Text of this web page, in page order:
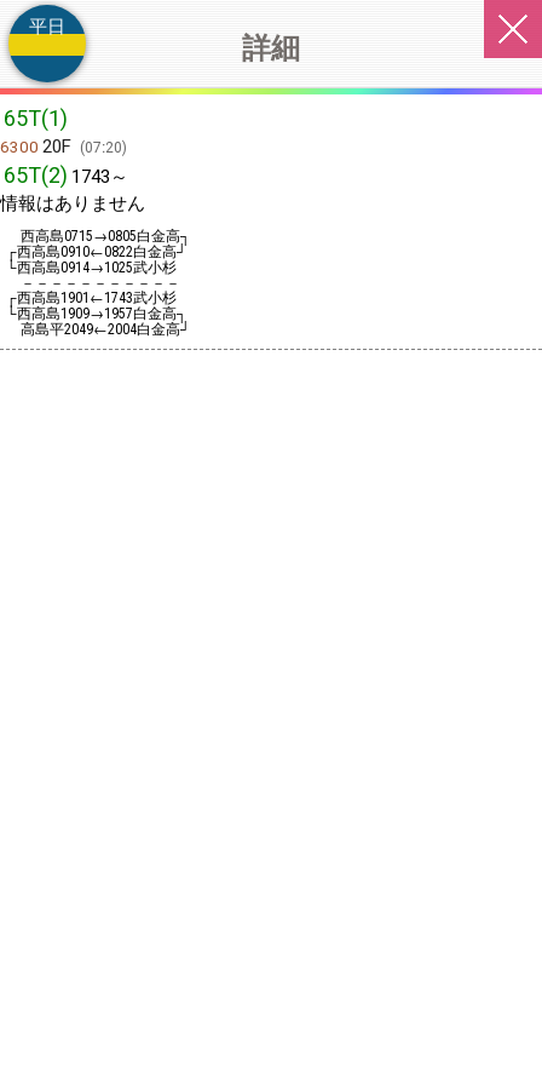
詳細
平日
65T(1)
6300 20F 07:20
65T(2) 1743～
情報はありません
西高島0715→0805白金高┐
┌西高島0910←0822白金高┘
└西高島0914→1025武小杉
－－－－－－－－－－－
┌西高島1901 ←1743武小杉
└西高島1909→1957白金高┐
高島平2049←2004白金高┘